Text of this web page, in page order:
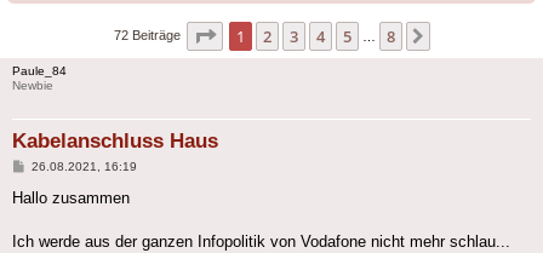
72 Beiträge Seite 1von
1 2 3 4 5 8
Paule_84
Newbie
Kabelanschluss Haus
Beitrag
26.08.2021, 16:19
Hallo zusammen
Ich werde aus der ganzen Infopolitik von Vodafone nicht mehr schlau...